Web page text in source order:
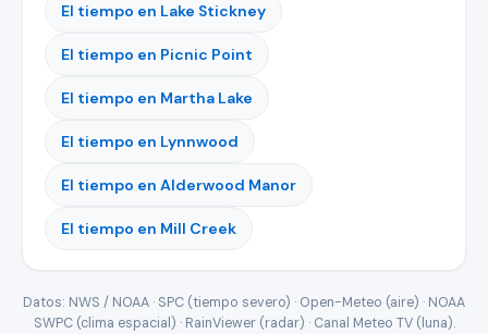
El tiempo en Lake Stickney
El tiempo en Picnic Point
El tiempo en Martha Lake
El tiempo en Lynnwood
El tiempo en Alderwood Manor
El tiempo en Mill Creek
Datos: NWS / NOAA · SPC (tiempo severo) · Open-Meteo (aire) · NOAA
SWPC (clima espacial) · RainViewer (radar) · Canal Meteo TV (luna).